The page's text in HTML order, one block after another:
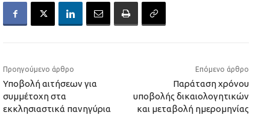
Προηγούμενο άρθρο
Υποβολή αιτήσεων για
συμμέτοχη στα
εκκλησιαστικά πανηγύρια
Επόμενο άρθρο
Παράταση χρόνου
υποβολής δικαιολογητικών
και μεταβολή ημερομηνίας